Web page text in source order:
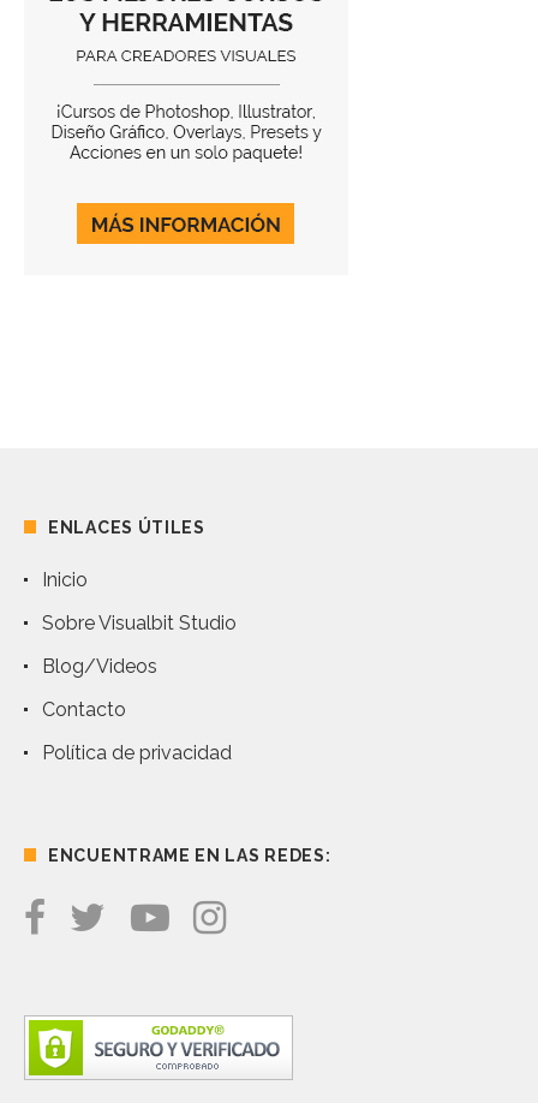
ENLACES ÚTILES
Inicio
Sobre Visualbit Studio
Blog/Videos
Contacto
Política de privacidad
ENCUENTRAME EN LAS REDES: